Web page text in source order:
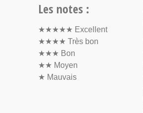
Les notes :
★★★★★ Excellent
★★★★ Très bon
★★★ Bon
★★ Moyen
★ Mauvais